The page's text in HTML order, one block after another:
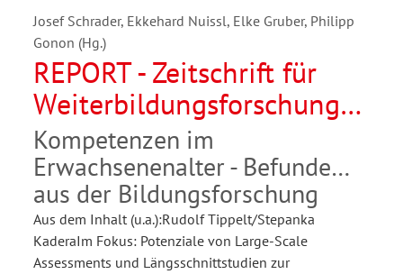
Josef Schrader, Ekkehard Nuissl, Elke Gruber, Philipp
Gonon (Hg.)
REPORT - Zeitschrift für
Weiterbildungsforschung
03/2014
Kompetenzen im
Erwachsenenalter - Befunde
aus der Bildungsforschung
Aus dem Inhalt (u.a.):Rudolf Tippelt/Stepanka
KaderaIm Fokus: Potenziale von Large-Scale
Assessments und Längsschnittstudien zur